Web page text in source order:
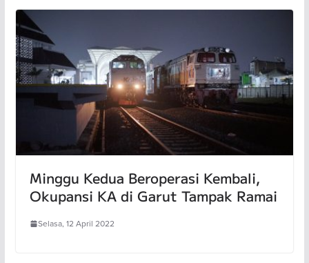
Minggu Kedua Beroperasi Kembali,
Okupansi KA di Garut Tampak Ramai
Selasa, 12 April 2022